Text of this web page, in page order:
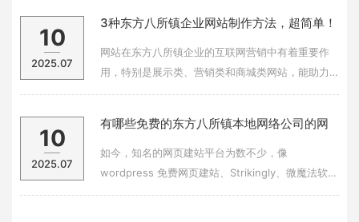
包括那些流程呢？一、网站定位：不同行业的商业
网站可以有不同的类型和风格。 企业网站建设的目
标
3种东方八所镇企业网站制作方法，超简单！
10
2025.07
网站在东方八所镇企业的互联网营销中有着重要作
用，特别是展示类、营销类和商城类网站，能助力
商家引流获客、提高转化。其实，制作这些网站并
以这 3 种网站为例，教你企业网站的制作方法：1、
展示网站制作首先，要找一个合适且靠谱的建站
有哪些免费的东方八所镇本地网络公司的网
页建站软件？其中哪款比较好用呢？
10
2025.07
如今，知名的网页建站平台为数不少，像
wordpress 免费网页建站、Strikingly、微魔法软硬
件平台免费建站等都在其列。各类建站平台的兴